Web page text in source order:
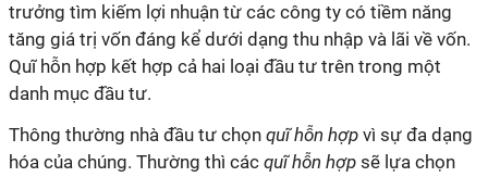
trưởng tìm kiếm lợi nhuận từ các công ty có tiềm năng
tăng giá trị vốn đáng kể dưới dạng thu nhập và lãi về vốn.
Quĩ hỗn hợp kết hợp cả hai loại đầu tư trên trong một
danh mục đầu tư.
Thông thường nhà đầu tư chọn quĩhỗn hợp vì sự đa dạng
hóa của chúng. Thường thì các quĩhỗn hợp sẽ lựa chọn